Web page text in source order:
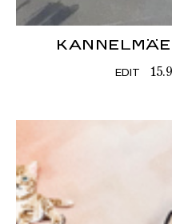
EDIT